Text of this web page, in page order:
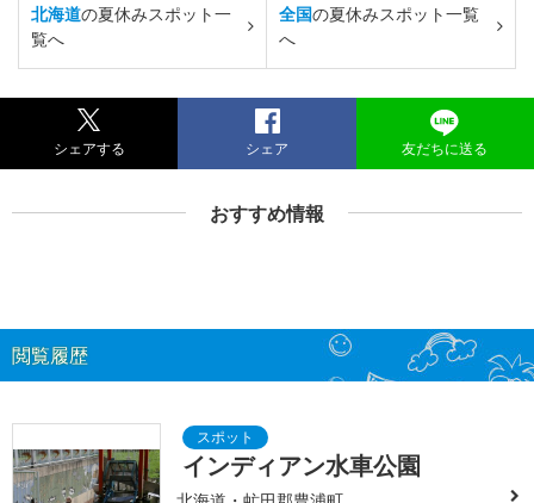
北海道の夏休みスポット一
覧へ
全国の夏休みスポット一覧
へ
シェアする シェア 友だちに送る
おすすめ情報
閲覧履歴
インディアン水車公園